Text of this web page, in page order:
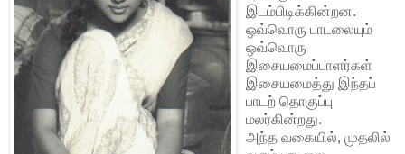
இடம்பிடிக்கின்றன.
ஒவ்வொரு பாடலையும்
ஒவ்வொரு
இசையமைப்பாளர்கள்
இசையமைத்து இந்தப்
பாடற் தொகுப்பு
மலர்கின்றது.
அந்த வகையில், முதலில்